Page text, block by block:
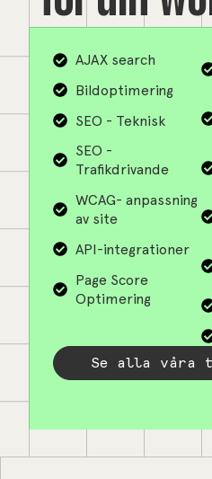
AJAX search
Bildoptimering
SEO - Teknisk
SEO -
Trafikdrivande
WCAG- anpassning
av site
API-integrationer
Page Score
Optimering
Se alla våra